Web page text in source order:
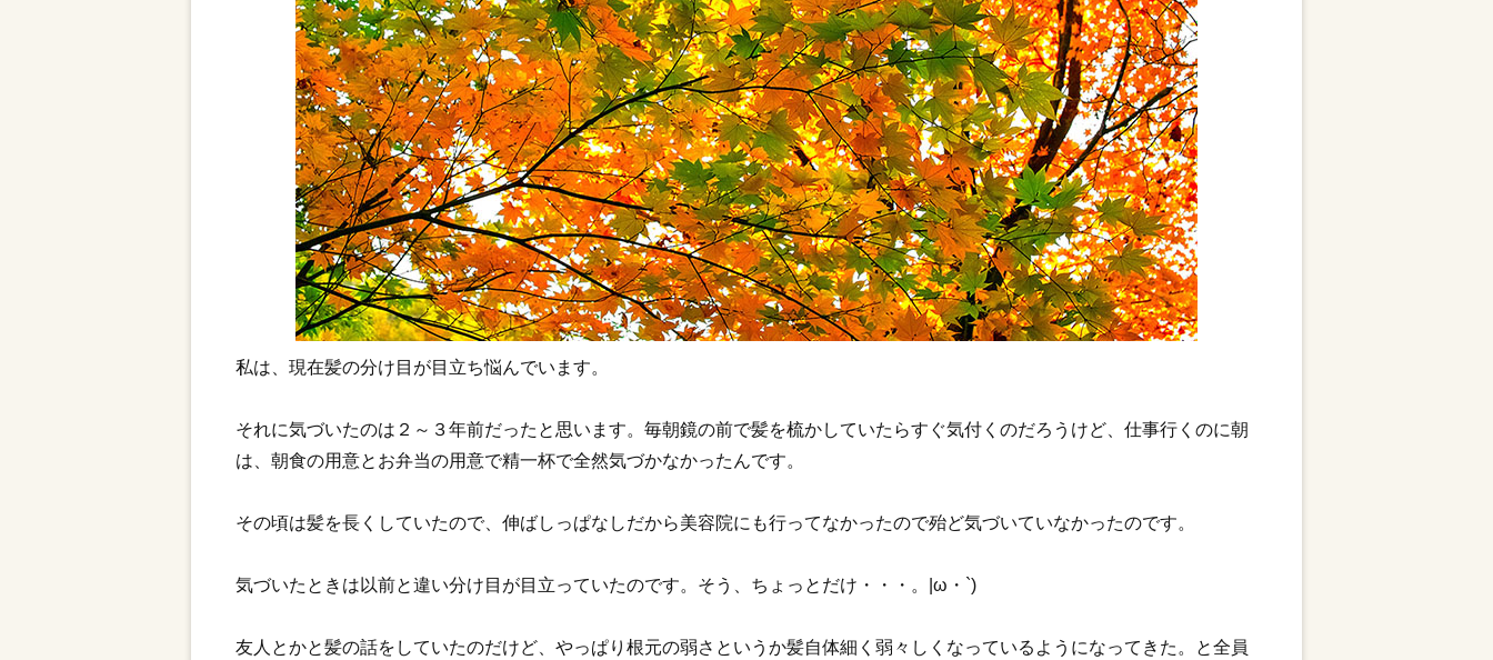
私は、現在髪の分け目が目立ち悩んでいます。
それに気づいたのは２～３年前だったと思います。毎朝鏡の前で髪を梳かしていたらすぐ気付くのだろうけど、仕事行くのに朝
は、朝食の用意とお弁当の用意で精一杯で全然気づかなかったんです。
その頃は髪を長くしていたので、伸ばしっぱなしだから美容院にも行ってなかったので殆ど気づいていなかったのです。
気づいたときは以前と違い分け目が目立っていたのです。そう、ちょっとだけ・・・。|ω・`)
友人とかと髪の話をしていたのだけど、やっぱり根元の弱さというか髪自体細く弱々しくなっているようになってきた。と全員